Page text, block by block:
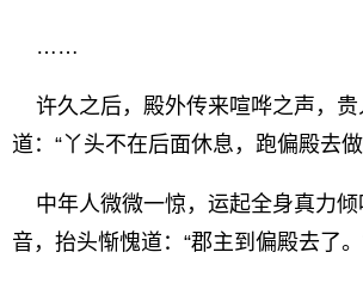
……
许久之后，殿外传来喧哗之声，贵
道：“丫头不在后面休息，跑偏殿去
中年人微微一惊，运起全身真力倾
音，抬头惭愧道：“郡主到偏殿去了。